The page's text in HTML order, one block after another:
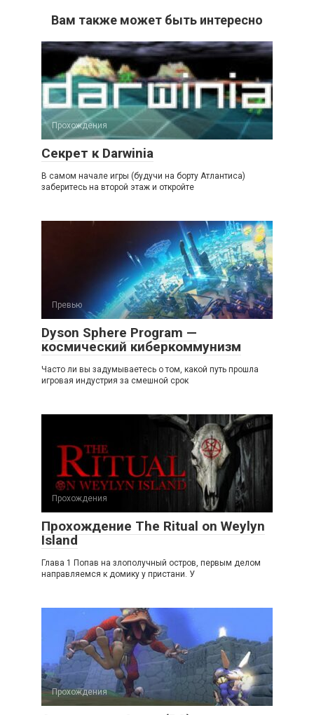
Вам также может быть интересно
Прохождения
Секрет к Darwinia
В самом начале игры (будучи на борту Атлантиса)
заберитесь на второй этаж и откройте
Превью
Dyson Sphere Program —
космический киберкоммунизм
Часто ли вы задумываетесь о том, какой путь прошла
игровая индустрия за смешной срок
Прохождения
Прохождение The Ritual on Weylyn
Island
Глава 1 Попав на злополучный остров, первым делом
направляемся к домику у пристани. У
Прохождения